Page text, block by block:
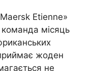
Etienne»
місяць
жоден
не